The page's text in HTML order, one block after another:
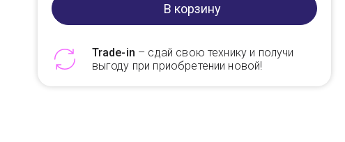
В корзину
Trade-in – сдай свою технику и получи
выгоду при приобретении новой!